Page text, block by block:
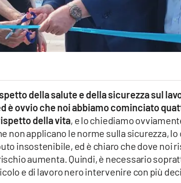
della salute e della sicurezza sul
è ovvio che noi abbiamo cominciato
della vita, e lo chiediamo
non applicano le norme sulla sicurezza,
insostenibile, ed è chiaro che dove noi
aumenta. Quindi, è necessario
e di lavoro nero intervenire con più